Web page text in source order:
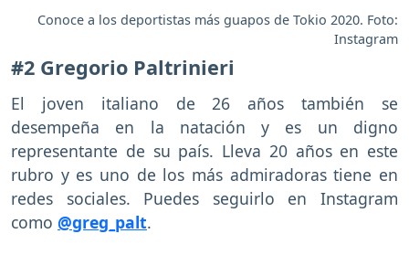
Conoce a los deportistas más guapos de Tokio 2020. Foto:
Instagram
#2 Gregorio Paltrinieri
El joven italiano de 26 años también se
desempeña en la natación y es un digno
representante de su país. Lleva 20 años en este
rubro y es uno de los más admiradoras tiene en
redes sociales. Puedes seguirlo en Instagram
como @greg_palt.